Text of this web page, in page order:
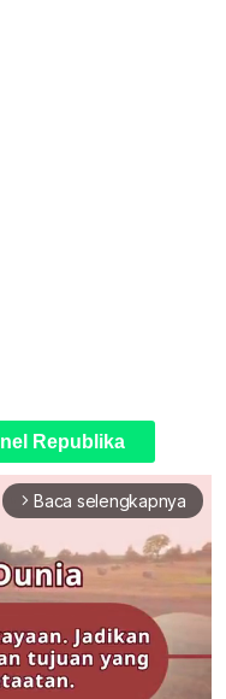
Republika
arrow_forward_ios Baca selengkapnya